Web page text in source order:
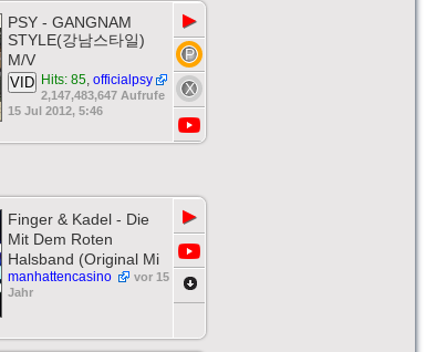
PSY - GANGNAM
STYLE(강남스타일)
M/V
Hits: 85, officialpsy
VID
2,147,483,647 Aufrufe
15 Jul 2012, 5:46
▶
Finger & Kadel - Die
Mit Dem Roten
Halsband (Original Mi
manhattencasino
vor 15
Jahr
▶